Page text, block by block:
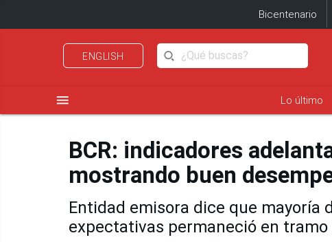
Bicentenario
ENGLISH
menu Lo último
BCR: indicadores
mostrando buen
Entidad emisora dice que mayoría
expectativas permaneció en